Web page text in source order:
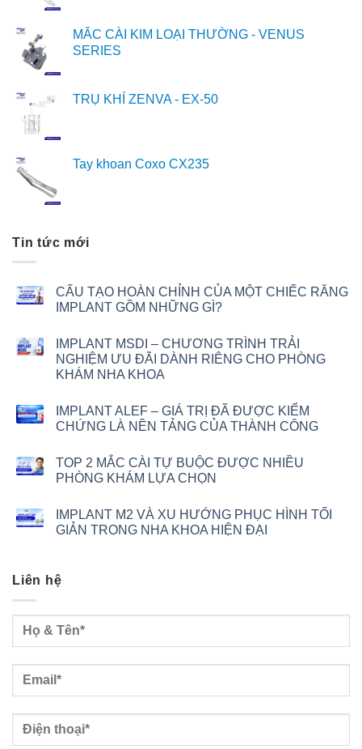
MẮC CÀI KIM LOẠI THƯỜNG - VENUS
SERIES
TRỤ KHÍ ZENVA - EX-50
Tay khoan Coxo CX235
Tin tức mới
CẤU TẠO HOÀN CHỈNH CỦA MỘT CHIẾC RĂNG
IMPLANT GỒM NHỮNG GÌ?
IMPLANT MSDI – CHƯƠNG TRÌNH TRẢI
NGHIỆM ƯU ĐÃI DÀNH RIÊNG CHO PHÒNG
KHÁM NHA KHOA
IMPLANT ALEF – GIÁ TRỊ ĐÃ ĐƯỢC KIỂM
CHỨNG LÀ NỀN TẢNG CỦA THÀNH CÔNG
TOP 2 MẮC CÀI TỰ BUỘC ĐƯỢC NHIỀU
PHÒNG KHÁM LỰA CHỌN
IMPLANT M2 VÀ XU HƯỚNG PHỤC HÌNH TỐI
GIẢN TRONG NHA KHOA HIỆN ĐẠI
Liên hệ